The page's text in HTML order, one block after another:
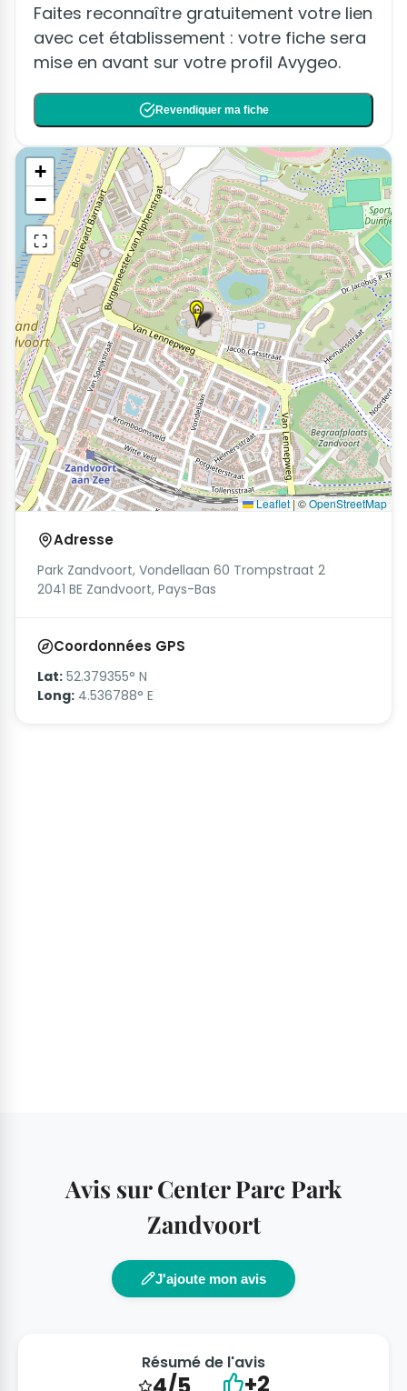
Faites reconnaître gratuitement votre lien
avec cet établissement : votre fiche sera
mise en avant sur votre profil Avygeo.
Revendiquer ma fiche
+
−
⛶
Leaflet|©OpenStreetMap
Adresse
Park Zandvoort, Vondellaan 60 Trompstraat 2
2041 BE Zandvoort, Pays-Bas
Coordonnées GPS
Lat: 52.379355° N
Long: 4.536788° E
Avis sur Center Parc Park
Zandvoort
J'ajoute mon avis
Résumé de l'avis
+2